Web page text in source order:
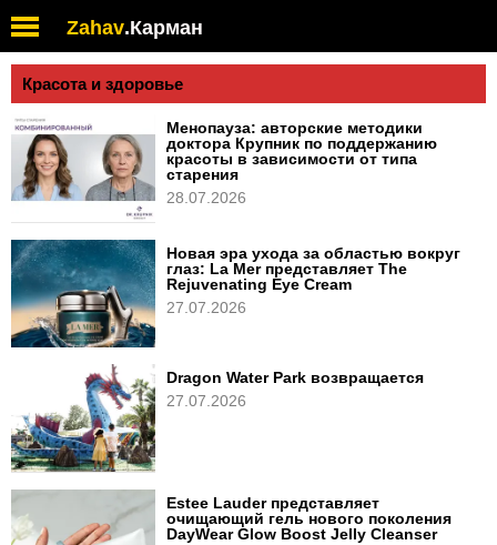
Zahav.Карман
Красота и здоровье
Менопауза: авторские методики
доктора Крупник по поддержанию
красоты в зависимости от типа
старения
28.07.2026
Новая эра ухода за областью вокруг
глаз: La Mer представляет The
Rejuvenating Eye Cream
27.07.2026
Dragon Water Park возвращается
27.07.2026
Estee Lauder представляет
очищающий гель нового поколения
DayWear Glow Boost Jelly Cleanser